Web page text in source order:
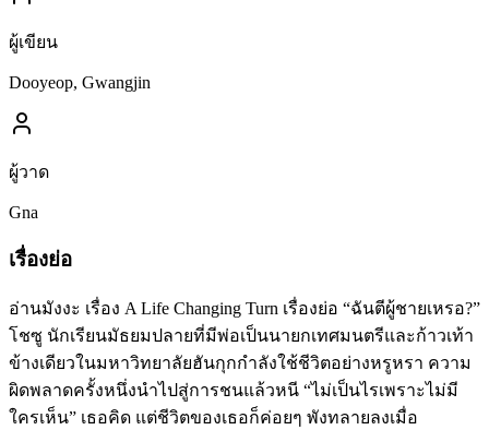
ผู้เขียน
Dooyeop, Gwangjin
ผู้วาด
Gna
เรื่องย่อ
อ่านมังงะ เรื่อง A Life Changing Turn เรื่องย่อ “ฉันตีผู้ชายเหรอ?”
โชซู นักเรียนมัธยมปลายที่มีพ่อเป็นนายกเทศมนตรีและก้าวเท้า
ข้างเดียวในมหาวิทยาลัยฮันกุกกำลังใช้ชีวิตอย่างหรูหรา ความ
ผิดพลาดครั้งหนึ่งนำไปสู่การชนแล้วหนี “ไม่เป็นไรเพราะไม่มี
ใครเห็น” เธอคิด แต่ชีวิตของเธอก็ค่อยๆ พังทลายลงเมื่อ